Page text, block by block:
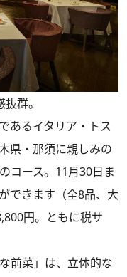
群。
あるイタリア・トス
県・那須に親しみの
コース。11月30日ま
できます（全8品、大
円。ともに税サ
前菜」は、立体的な